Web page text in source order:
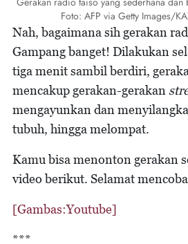
Foto: AFP via Getty Images/
Nah, bagaimana sih gerakan
Gampang banget! Dilakukan
tiga menit sambil berdiri,
mencakup gerakan-gerakan
mengayunkan dan
tubuh, hingga melompat.
Kamu bisa menonton gerakan
video berikut. Selamat
[Gambas:Youtube]
***